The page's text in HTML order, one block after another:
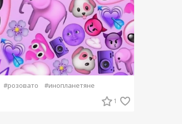
#розовато #инопланетяне
1